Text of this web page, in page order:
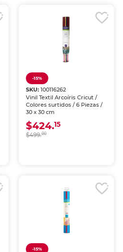
-15%
SKU: 100116262
Vinil Textil Arcoíris Cricut /
Colores surtidos / 6 Piezas /
30 x 30 cm
$424.15
$499.00
-15%